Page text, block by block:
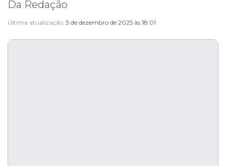
Da Redação
Última atualização 3 de dezembro de 2025 às 18:01